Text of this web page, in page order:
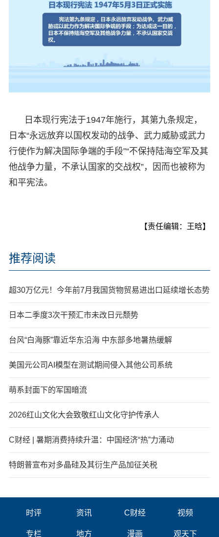
日本现行宪法于1947年施行，其第九条规定，
日本“永远放弃以国权发动的战争、武力威胁或武力
行使作为解决国际争端的手段”“不保持陆海空军及其
他战争力量，不承认国家的交战权”，因而也被称为
和平宪法。
【责任编辑：王晗】
推荐阅读
超30万亿元！今年前7月我国货物贸易进出口延续增长态势
日本二季度3次干预汇市未改日元颓势
台风“白海豚”靠近华东沿海 中东部多地暑热缓解
美国元公司AI模型在测试期间侵入其他公司系统
萌系封面下的军国暗流
2026红山文化大会致敬红山文化守护传承人
C财经 | 暑期消费持续升温：中国经济“热”力涌动
特朗普宣布对多晶硅及其衍生产品加征关税
时评 资讯 C财经 视频
专栏 地方 漫画 观天下